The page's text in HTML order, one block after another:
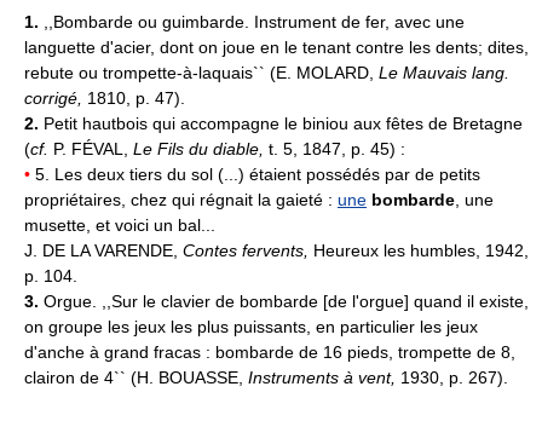
1. ,,Bombarde ou guimbarde. Instrument de fer, avec une
languette d'acier, dont on joue en le tenant contre les dents; dites,
rebute ou trompette-à-laquais`` (E. MOLARD, Le Mauvais lang.
corrigé, 1810, p. 47).
2. Petit hautbois qui accompagne le biniou aux fêtes de Bretagne
(cf. P. FÉVAL, Le Fils du diable, t. 5, 1847, p. 45) :
• 5. Les deux tiers du sol (...) étaient possédés par de petits
propriétaires, chez qui régnait la gaieté : une bombarde, une
musette, et voici un bal...
J. DE LA VARENDE, Contes fervents, Heureux les humbles, 1942,
p. 104.
3. Orgue. ,,Sur le clavier de bombarde [de l'orgue] quand il existe,
on groupe les jeux les plus puissants, en particulier les jeux
d'anche à grand fracas : bombarde de 16 pieds, trompette de 8,
clairon de 4`` (H. BOUASSE, Instruments à vent, 1930, p. 267).